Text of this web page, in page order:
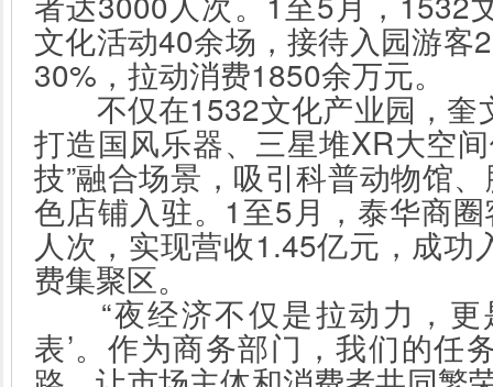
文化活动40余场，接待入园游客
30%，拉动消费1850余万元。
不仅在1532文化产业园，奎
打造国风乐器、三星堆XR大空
技”融合场景，吸引科普动物馆
色店铺入驻。1至5月，泰华商
人次，实现营收1.45亿元，成功
费集聚区。
“夜经济不仅是拉动力，更
表’。作为商务部门，我们的任